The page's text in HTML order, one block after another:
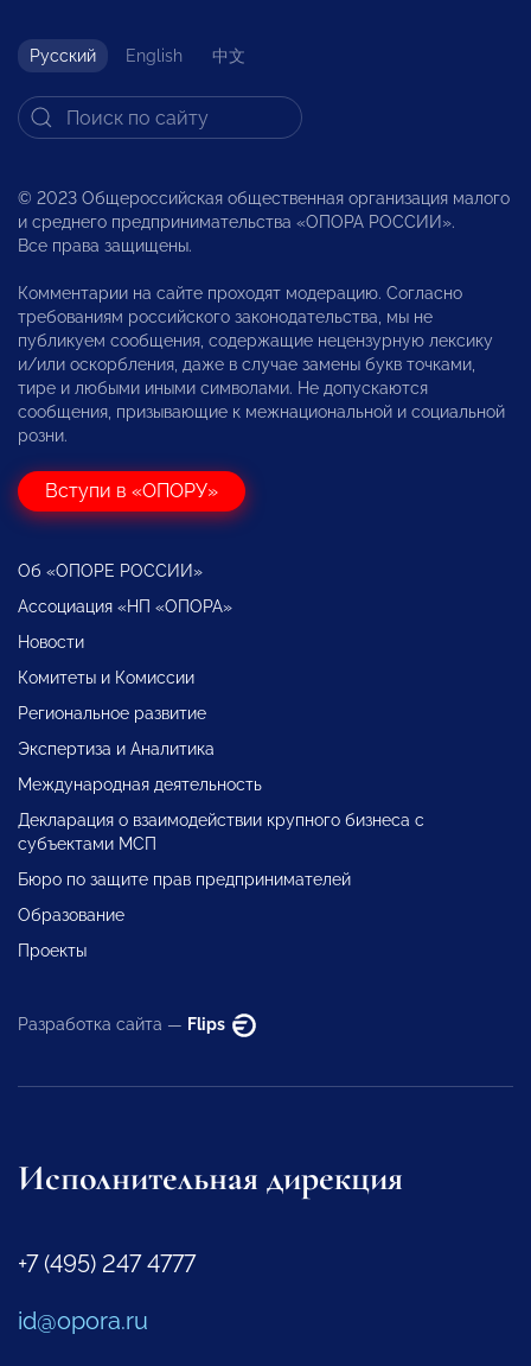
Русский English 中文
© 2023 Общероссийская общественная организация малого
и среднего предпринимательства «ОПОРА РОССИИ».
Все права защищены.
Комментарии на сайте проходят модерацию. Согласно
требованиям российского законодательства, мы не
публикуем сообщения, содержащие нецензурную лексику
и/или оскорбления, даже в случае замены букв точками,
тире и любыми иными символами. Не допускаются
сообщения, призывающие к межнациональной и социальной
розни.
Вступи в «ОПОРУ»
Об «ОПОРЕ РОССИИ»
Ассоциация «НП «ОПОРА»
Новости
Комитеты и Комиссии
Региональное развитие
Экспертиза и Аналитика
Международная деятельность
Декларация о взаимодействии крупного бизнеса с
субъектами МСП
Бюро по защите прав предпринимателей
Образование
Проекты
Разработка сайта — Flips
Исполнительная дирекция
+7 (495) 247 4777
id@opora.ru